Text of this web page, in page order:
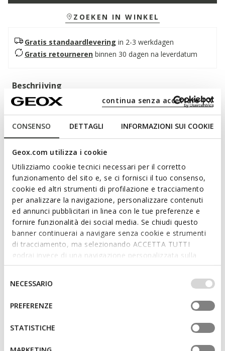
CONSENSO DETTAGLI INFORMAZIONI SUI COOKIE
Geox.com utilizza i cookie
Utilizziamo cookie tecnici necessari per il corretto
funzionamento del sito e, se ci fornisci il tuo consenso,
cookie ed altri strumenti di profilazione e tracciamento
per analizzare la navigazione, personalizzare contenuti
ed annunci pubblicitari in linea con le tue preferenze e
fornire funzionalità dei social media. Se chiudi questo
banner continuerai a navigare senza cookie e strumenti
di tracciamento, ma selezionando ACCETTA TUTTI
godrai invece di una navigazione personalizzata sulla
base dei tuoi gusti ed interessi. Selezionando
IMPOSTAZIONI potrai anche scegliere quali cookies ed
altri strumenti di tracciamento autorizzare. Per maggiori
informazioni o per modificare in qualsiasi momento le
tue impostazioni, visita la nostra
del
consenso
NECESSARIO
PREFERENZE
STATISTICHE
continua senza accettare | X
ZOEKEN IN WINKEL
Gratis standaardlevering in 2-3 werkdagen
Gratis retourneren binnen 30 dagen na leverdatum
Beschrijving
Praktische en functionele bucket bag voor dames met een
eigentijds design. In deze veelzijdige cognac-uitvoering is hij
gemaakt van getrommeld leer en zacht Suède. Met een
verstelbare stoffen schouderriem voegt Nalvia stijl toe aan
elke dagelijkse outfit.
Kenmerken
Maten: H: 25 cm, L: 23,5 cm, W: 13,5 cm
Uiterlijke kenmerken: afneembare band
Interne kenmerken: 2 binnenzakken
Armholte
Verstelbare band
Trekkoordsluiting